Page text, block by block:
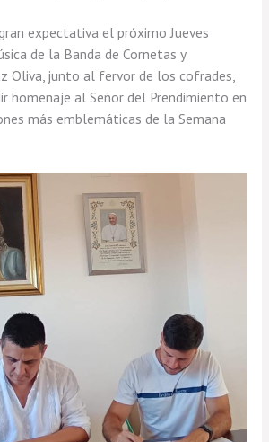
expectativa el próximo Jueves
de la Banda de Cornetas y
Oliva, junto al fervor de los cofrades,
homenaje al Señor del Prendimiento en
más emblemáticas de la Semana